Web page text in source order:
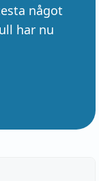
något
har nu